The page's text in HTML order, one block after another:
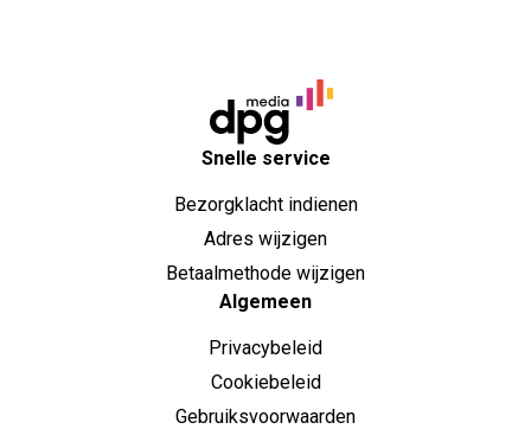
Snelle service
Bezorgklacht indienen
Adres wijzigen
Betaalmethode wijzigen
Algemeen
Privacybeleid
Cookiebeleid
Gebruiksvoorwaarden